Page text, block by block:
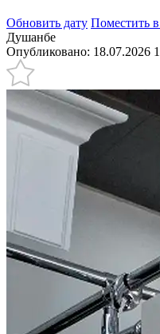
Обновить дату Поместить
Душанбе
Опубликовано: 18.07.2026